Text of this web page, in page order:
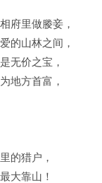
府里做媵妾，
的山林之间，
无价之宝，
地方首富，
的猎户，
大靠山！